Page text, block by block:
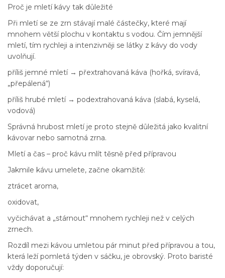
Proč je mletí kávy tak důležité
Při mletí se ze zrn stávají malé částečky, které mají
mnohem větší plochu v kontaktu s vodou. Čím jemnější
mletí, tím rychleji a intenzivněji se látky z kávy do vody
uvolňují.
příliš jemné mletí → přextrahovaná káva (hořká, svíravá,
„přepálená“)
příliš hrubé mletí → podextrahovaná káva (slabá, kyselá,
vodová)
Správná hrubost mletí je proto stejně důležitá jako kvalitní
kávovar nebo samotná zrna.
Mletí a čas – proč kávu mlít těsně před přípravou
Jakmile kávu umelete, začne okamžitě:
ztrácet aroma,
oxidovat,
vyčichávat a „stárnout“ mnohem rychleji než v celých
zrnech.
Rozdíl mezi kávou umletou pár minut před přípravou a tou,
která leží pomletá týden v sáčku, je obrovský. Proto baristé
vždy doporučují: